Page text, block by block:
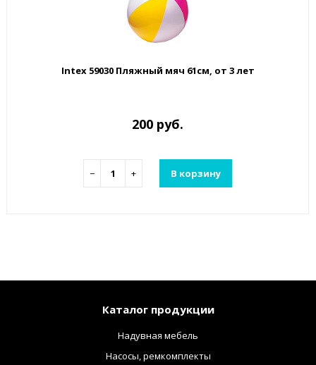
Intex 59030 Пляжный мяч 61см, от 3 лет
200 руб.
− + В корзину
Каталог продукции
Надувная мебель
Насосы, ремкомплекты